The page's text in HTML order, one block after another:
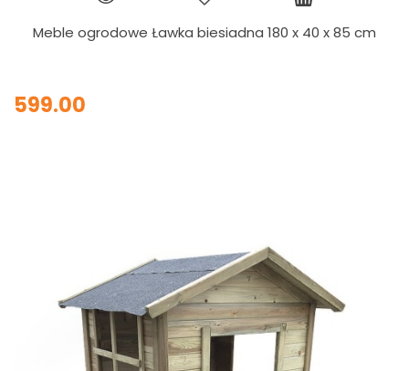
Meble ogrodowe Ławka biesiadna 180 x 40 x 85 cm
599.00